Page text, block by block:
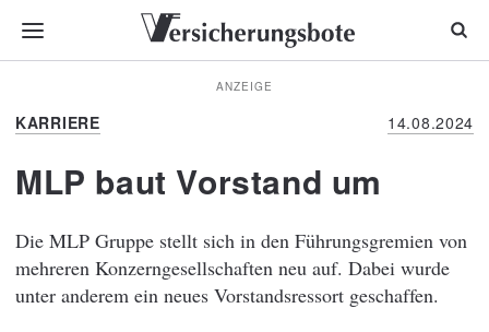
ANZEIGE
KARRIERE 14.08.2024
MLP baut Vorstand um
Die MLP Gruppe stellt sich in den Führungsgremien von
mehreren Konzerngesellschaften neu auf. Dabei wurde
unter anderem ein neues Vorstandsressort geschaffen.